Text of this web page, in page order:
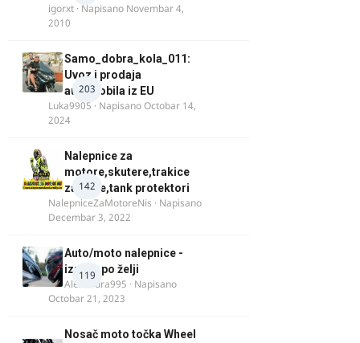
igorxt · Napisano Novembar 4,
2010
203
Samo_dobra_kola_011:
Uvoz i prodaja
automobila iz EU
Luka9905 · NapisanoOctobar 14,
2024
142
Nalepnice za
motore,skutere,trakice
za felne,tank protektori
NalepniceZaMotoreNis · Napisano
Decembar 3, 2022
119
Auto/moto nalepnice -
izrada po želji
Alexandra995 · Napisano
Octobar 21, 2023
Nosač moto točka Wheel